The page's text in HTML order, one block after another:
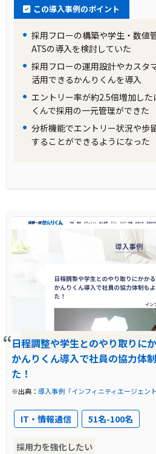
採用フロー設計のしやすさ
くん」の導入の決め手でし
募者の歩留まり状況が可視
非常に見やすく活用してい
や設計のしやすさ、ノウハ
点から、乗り換えをせずに
製品の導入により改善した業務
いた多くの業務がシステム
25%だったのに対し、昨年
げることができました。ま
って事務的なコミュニケー
速度が向上し、リッチメニ
ー流入も増加しています。
品の導入により業務効率が
た。
この導入事例のポイント
採用フローの構築や学生・数値
ATSの導入を検討していた
採用フローの運用設計やカスタ
活用できるかんりくんを導入
エントリー率が約2.5倍増加した
くんで採用の一元管理ができた
分析機能でエントリー状況や歩
することができるようになった
日程調整や学生とのやり取りに
かんりくん導入で社員の協力体
た！
※出典：導入事例「インフィニティエージェン
IT・情報通信 51名-100名
採用力を強化したい